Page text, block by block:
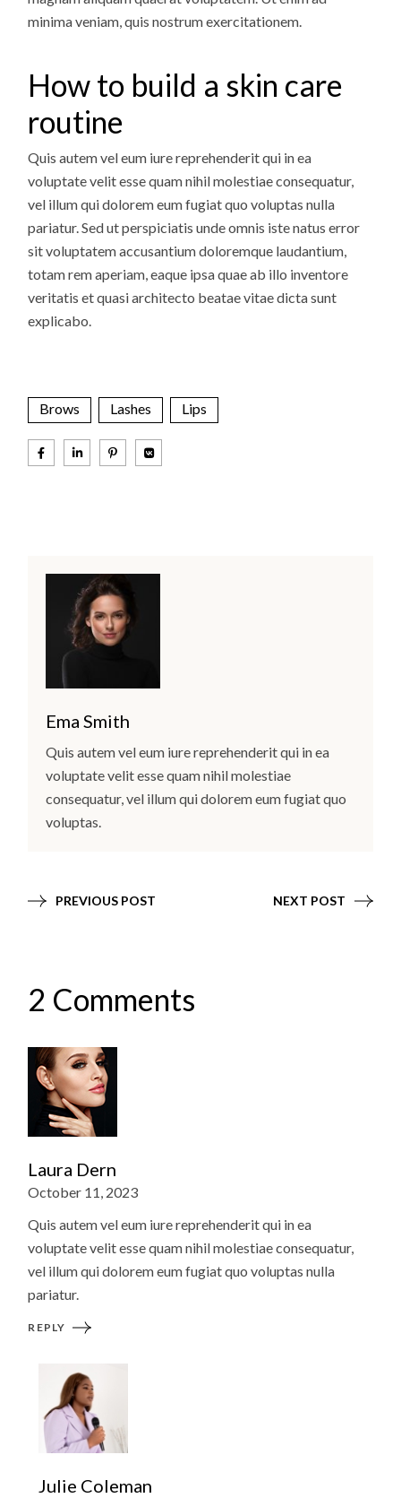
minima veniam, quis nostrum exercitationem.
How to build a skin care
routine
Quis autem vel eum iure reprehenderit qui in ea
voluptate velit esse quam nihil molestiae consequatur,
vel illum qui dolorem eum fugiat quo voluptas nulla
pariatur. Sed ut perspiciatis unde omnis iste natus error
sit voluptatem accusantium doloremque laudantium,
totam rem aperiam, eaque ipsa quae ab illo inventore
veritatis et quasi architecto beatae vitae dicta sunt
explicabo.
Brows Lashes Lips
Ema Smith
Quis autem vel eum iure reprehenderit qui in ea
voluptate velit esse quam nihil molestiae
consequatur, vel illum qui dolorem eum fugiat quo
voluptas.
PREVIOUS POST NEXT POST
2 Comments
Laura Dern
October 11, 2023
Quis autem vel eum iure reprehenderit qui in ea
voluptate velit esse quam nihil molestiae consequatur,
vel illum qui dolorem eum fugiat quo voluptas nulla
pariatur.
REPLY
Julie Coleman